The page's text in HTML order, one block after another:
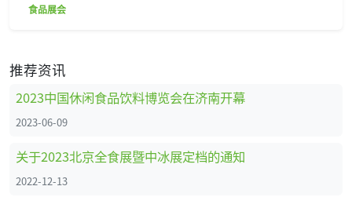
食品展会
推荐资讯
2023中国休闲食品饮料博览会在济南开幕
2023-06-09
关于2023北京全食展暨中冰展定档的通知
2022-12-13